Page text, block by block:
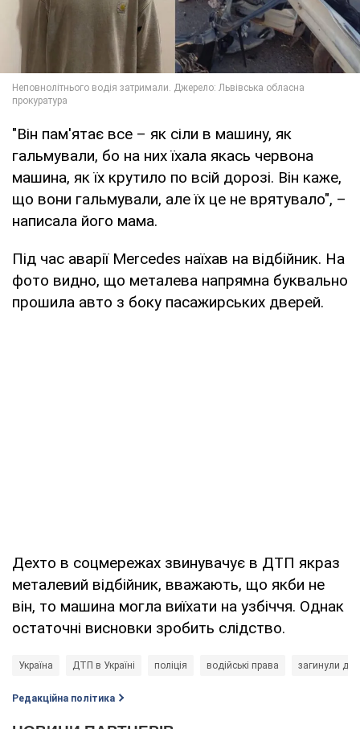
"Він пам'ятає все – як сіли в машину, як
гальмували, бо на них їхала якась червона
машина, як їх крутило по всій дорозі. Він каже,
що вони гальмували, але їх це не врятувало", –
написала його мама.
Під час аварії Mercedes наїхав на відбійник. На
фото видно, що металева напрямна буквально
прошила авто з боку пасажирських дверей.
Дехто в соцмережах звинувачує в ДТП якраз
металевий відбійник, вважають, що якби не
він, то машина могла виїхати на узбіччя. Однак
остаточні висновки зробить слідство.
Україна ДТП в Україні поліція водійські права загинули діти
Редакційна політика